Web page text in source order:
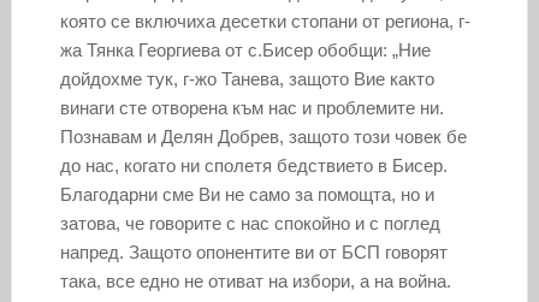
която се включиха десетки стопани от региона, г-
жа Тянка Георгиева от с.Бисер обобщи: „Ние
дойдохме тук, г-жо Танева, защото Вие както
винаги сте отворена към нас и проблемите ни.
Познавам и Делян Добрев, защото този човек бе
до нас, когато ни сполетя бедствието в Бисер.
Благодарни сме Ви не само за помощта, но и
затова, че говорите с нас спокойно и с поглед
напред. Защото опонентите ви от БСП говорят
така, все едно не отиват на избори, а на война.